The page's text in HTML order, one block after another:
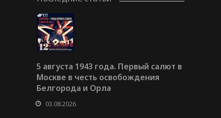
5 августа 1943 года. Первый салют в
Москве в честь освобождения
Белгорода и Орла
03.08.2026